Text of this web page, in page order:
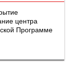
центра
Программе